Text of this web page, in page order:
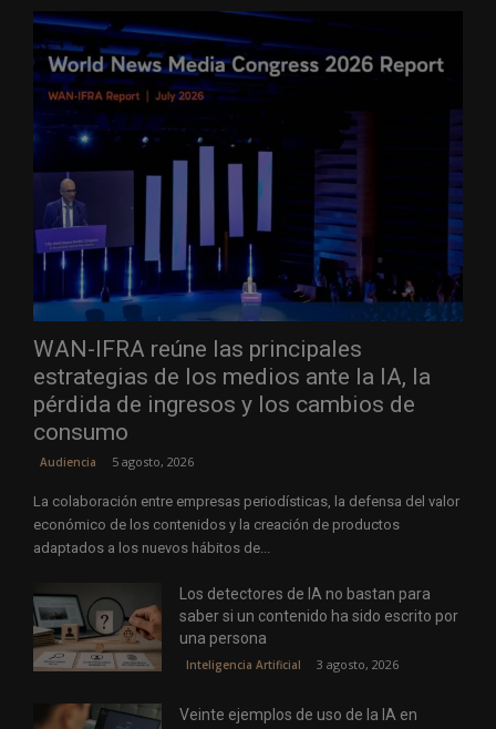
WAN-IFRA reúne las principales
estrategias de los medios ante la IA, la
pérdida de ingresos y los cambios de
consumo
Audiencia 5 agosto, 2026
La colaboración entre empresas periodísticas, la defensa del valor
económico de los contenidos y la creación de productos
adaptados a los nuevos hábitos de...
Los detectores de IA no bastan para
saber si un contenido ha sido escrito por
una persona
Inteligencia Artificial 3 agosto, 2026
Veinte ejemplos de uso de la IA en